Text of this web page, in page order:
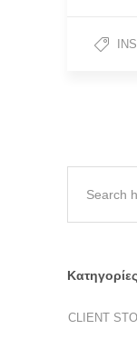
Kατηγορίες
CLIENT